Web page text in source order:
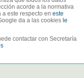
acorde a la normativa
este respecto en este
da a las cookies le
contactar con Secretaría